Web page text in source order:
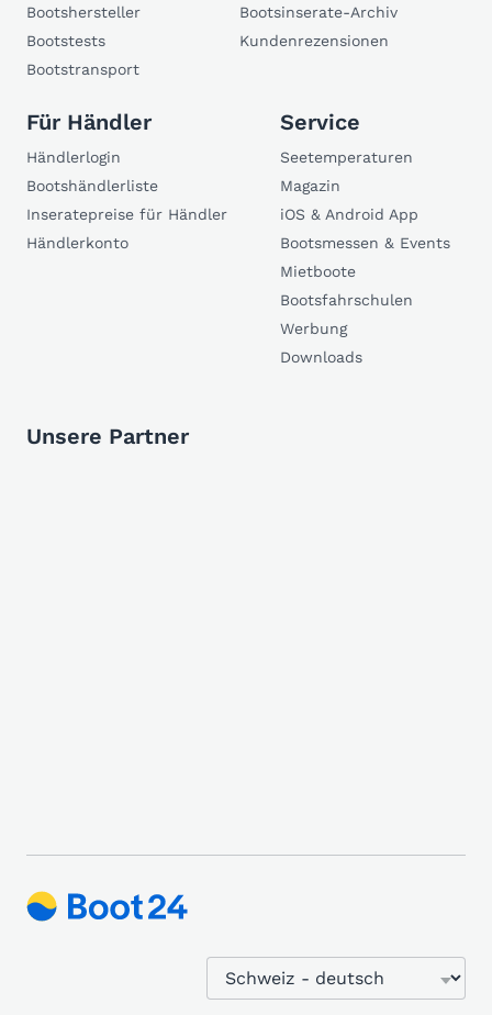
Bootshersteller
Bootstests
Bootstransport
Bootsinserate-Archiv
Kundenrezensionen
Für Händler
Händlerlogin
Bootshändlerliste
Inseratepreise für Händler
Händlerkonto
Service
Seetemperaturen
Magazin
iOS & Android App
Bootsmessen & Events
Mietboote
Bootsfahrschulen
Werbung
Downloads
Unsere Partner